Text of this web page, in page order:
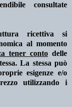
consultate
ricettiva si
al momento
tener conto delle
La stessa può
esigenze e/o
utilizzando i